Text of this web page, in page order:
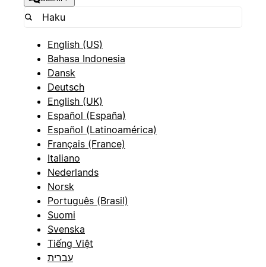
English (US)
Bahasa Indonesia
Dansk
Deutsch
English (UK)
Español (España)
Español (Latinoamérica)
Français (France)
Italiano
Nederlands
Norsk
Português (Brasil)
Suomi
Svenska
Tiếng Việt
עברית